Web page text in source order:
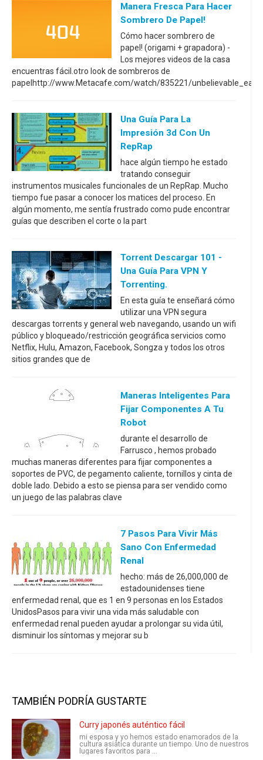
Manera Fresca Para Hacer
Sombrero De Papel!
Cómo hacer sombrero de
papel! (origami + grapadora) -
Los mejores videos de la casa
encuentras fácil.otro look de sombreros de
papelhttp://www.Metacafe.com/watch/835221/
Una Guía Para La
Impresión 3d Con Un
RepRap
hace algún tiempo he estado
tratando conseguir
instrumentos musicales funcionales de un RepRap. Mucho
tiempo fue pasar a conocer los matices del proceso. En
algún momento, me sentía frustrado como pude encontrar
guías que describen el corte o la part
Torrent Descargar 101 -
Una Guía Para VPN Y
Torrenting.
En esta guía te enseñará cómo
utilizar una VPN segura
descargas torrents y general web navegando, usando un wifi
público y bloqueado/restricción geográfica servicios como
Netflix, Hulu, Amazon, Facebook, Songza y todos los otros
sitios grandes que de
Maneras Inteligentes Para
Fijar Componentes A Tu
Robot
durante el desarrollo de
Farrusco , hemos probado
muchas maneras diferentes para fijar componentes a
soportes de PVC, de pegamento caliente, tornillos y cinta de
doble lado. Debido a esto se piensa para ser vendido como
un juego de las palabras clave
7 Pasos Para Vivir Más
Sano Con Enfermedad
Renal
hecho: más de 26,000,000 de
estadounidenses tiene
enfermedad renal, que es 1 en 9 personas en los Estados
UnidosPasos para vivir una vida más saludable con
enfermedad renal pueden ayudar a prolongar su vida útil,
disminuir los síntomas y mejorar su b
TAMBIÉN PODRÍA GUSTARTE
Curry japonés auténtico fácil
mi esposa y yo hemos estado enamorados de la
cultura asiática durante un tiempo. Uno de nuestros
lugares favoritos para ...